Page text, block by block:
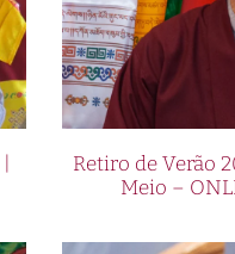
Retiro de Verão
Meio –